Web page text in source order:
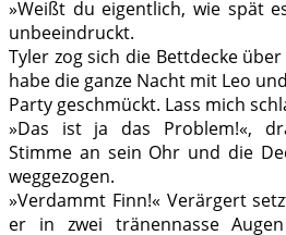
»Weißt du eigentlich, wie spät
unbeeindruckt.
Tyler zog sich die Bettdecke
habe die ganze Nacht mit Leo
Party geschmückt. Lass mich
»Das ist ja das Problem!«,
Stimme an sein Ohr und die
weggezogen.
»Verdammt Finn!« Verärgert
er in zwei tränennasse